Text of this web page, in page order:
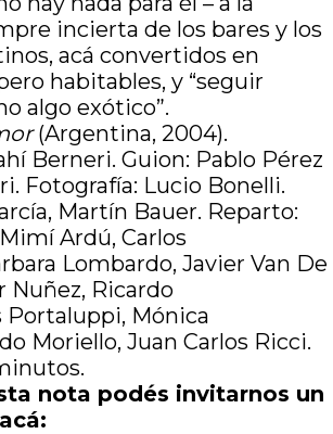
incierta de los bares y los
acá convertidos en
habitables, y “seguir
algo exótico”.
(Argentina, 2004).
Berneri. Guion: Pablo Pérez
Fotografía: Lucio Bonelli.
Martín Bauer. Reparto:
Ardú, Carlos
Lombardo, Javier Van De
Nuñez, Ricardo
Portaluppi, Mónica
Moriello, Juan Carlos Ricci.
nota podés invitarnos un